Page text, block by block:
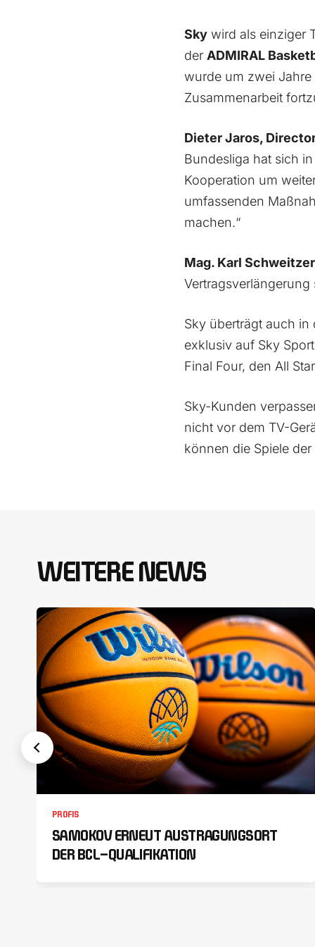
Sky wird als einziger
der ADMIRAL
wurde um zwei Jahre
Zusammenarbeit
Dieter Jaros,
Bundesliga hat sich
Kooperation um
umfassenden
machen.“
Mag. Karl
Vertragsverlängerung
Sky überträgt auch in
exklusiv auf Sky
Final Four, den All
Sky-Kunden
nicht vor dem TV-
können die Spiele
WEITERE NEWS
PROFIS
SAMOKOV ERNEUT AUSTRAGUNGSORT
DER BCL-QUALIFIKATION